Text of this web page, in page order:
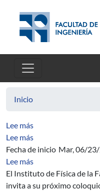
Inicio
Lee mássobre Métodos
Lee mássobre Elementos
Fecha de inicio Mar, 06/
Lee mássobre Coloquio de
El Instituto de Física de la
invita a su próximo